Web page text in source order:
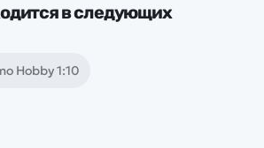
в следующих
Hobby 1:10